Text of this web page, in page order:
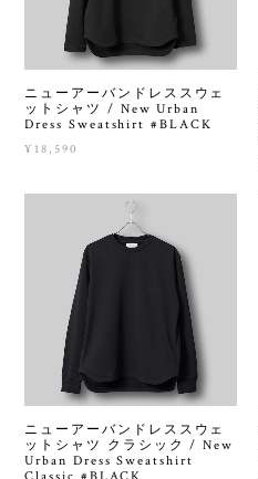
ニューアーバンドレススウェ
ットシャツ / New Urban
Dress Sweatshirt #BLACK
¥18,590
ニューアーバンドレススウェ
ットシャツ クラシック / New
Urban Dress Sweatshirt